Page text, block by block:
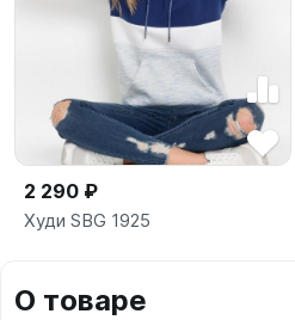
2 290 ₽
Худи SBG 1925
О товаре